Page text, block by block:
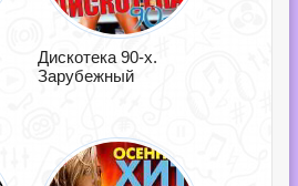
Дискотека 90-х.
Зарубежный